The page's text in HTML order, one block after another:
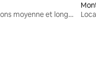
Locations moyenne et longue durée